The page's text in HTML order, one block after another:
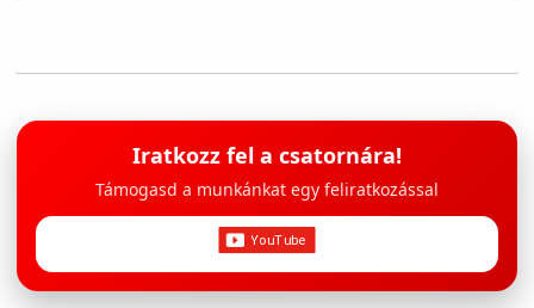
Iratkozz fel a csatornára!
Támogasd a munkánkat egy feliratkozással